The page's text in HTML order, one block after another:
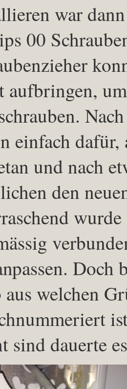
war
00
aufbringen,
einfach
und nach
den
Doch
welchen
sind dauerte